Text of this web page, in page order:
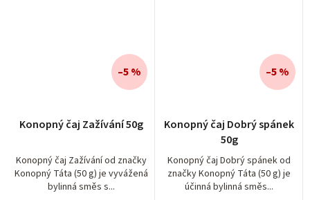
Konopný čaj Zažívání 50g
Konopný čaj Zažívání od značky
Konopný Táta (50 g) je vyvážená
bylinná směs s...
–5 %
Konopný čaj Dobrý spánek
50g
Konopný čaj Dobrý spánek od
značky Konopný Táta (50 g) je
účinná bylinná směs...
hodnocení
produktu
je
5,0
z
–5 %